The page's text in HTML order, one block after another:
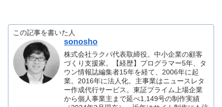
この記事を書いた人
sonosho
株式会社ラクパ代表取締役。中小企業の顧客
づくり支援家。【経歴】プログラマー5年、タ
ウン情報誌編集者15年を経て、2006年に起
業。2016年に法人化。主事業はニュースレタ
ー作成代行サービス。東証プライム上場企業
から個人事業主まで延べ1,149号の制作実績